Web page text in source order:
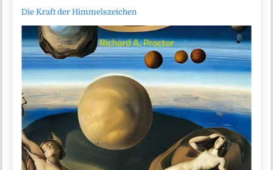
Die Kraft der Himmelszeichen